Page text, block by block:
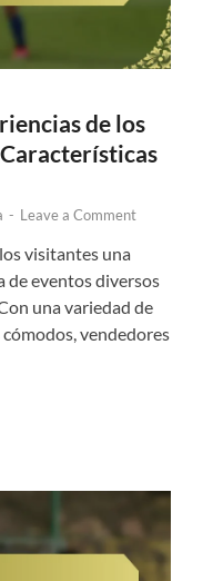
de los
- Leave a Comment
visitantes una
de eventos diversos
una variedad de
vendedores